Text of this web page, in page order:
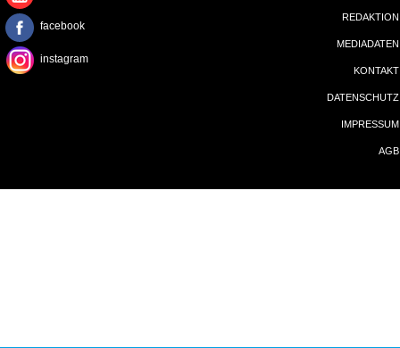
facebook
instagram
REDAKTION
MEDIADATEN
KONTAKT
DATENSCHUTZ
IMPRESSUM
AGB